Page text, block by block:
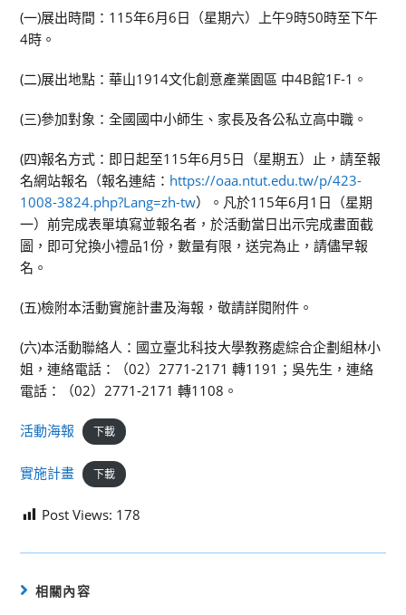
(一)展出時間：115年6月6日（星期六）上午9時50時至下午
4時。
(二)展出地點：華山1914文化創意產業園區 中4B館1F-1。
(三)參加對象：全國國中小師生、家長及各公私立高中職。
(四)報名方式：即日起至115年6月5日（星期五）止，請至報
名網站報名（報名連結： https://oaa.ntut.edu.tw/p/423-
1008-3824.php?Lang=zh-tw）。凡於115年6月1日（星期
一）前完成表單填寫並報名者，於活動當日出示完成畫面截
圖，即可兌換小禮品1份，數量有限，送完為止，請儘早報
名。
(五)檢附本活動實施計畫及海報，敬請詳閱附件。
(六)本活動聯絡人：國立臺北科技大學教務處綜合企劃組林小
姐，連絡電話：（02）2771-2171 轉1191；吳先生，連絡
電話：（02）2771-2171 轉1108。
活動海報 下載
實施計畫 下載
Post Views: 178
相關內容